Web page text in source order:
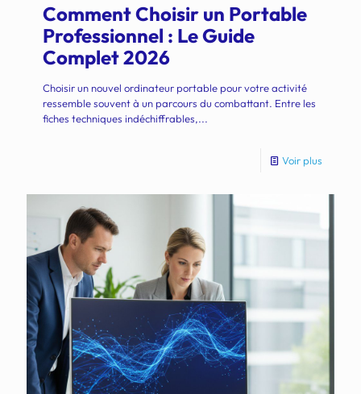
Comment Choisir un Portable
Professionnel : Le Guide
Complet 2026
Choisir un nouvel ordinateur portable pour votre activité
ressemble souvent à un parcours du combattant. Entre les
fiches techniques indéchiffrables,...
Voir plus